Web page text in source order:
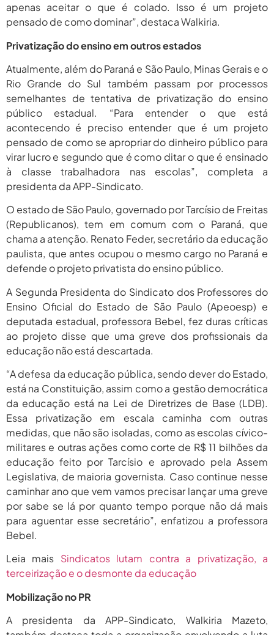
apenas aceitar o que é colado. Isso é um projeto
pensado de como dominar”, destaca Walkiria.
Privatização do ensino em outros estados
Atualmente, além do Paraná e São Paulo, Minas Gerais e o
Rio Grande do Sul também passam por processos
semelhantes de tentativa de privatização do ensino
público estadual. “Para entender o que está
acontecendo é preciso entender que é um projeto
pensado de como se apropriar do dinheiro público para
virar lucro e segundo que é como ditar o que é ensinado
à classe trabalhadora nas escolas”, completa a
presidenta da APP-Sindicato.
O estado de São Paulo, governado por Tarcísio de Freitas
(Republicanos), tem em comum com o Paraná, que
chama a atenção. Renato Feder, secretário da educação
paulista, que antes ocupou o mesmo cargo no Paraná e
defende o projeto privatista do ensino público.
A Segunda Presidenta do Sindicato dos Professores do
Ensino Oficial do Estado de São Paulo (Apeoesp) e
deputada estadual, professora Bebel, fez duras críticas
ao projeto disse que uma greve dos profissionais da
educação não está descartada.
“A defesa da educação pública, sendo dever do Estado,
está na Constituição, assim como a gestão democrática
da educação está na Lei de Diretrizes de Base (LDB).
Essa privatização em escala caminha com outras
medidas, que não são isoladas, como as escolas cívico-
militares e outras ações como corte de R$ 11 bilhões da
educação feito por Tarcísio e aprovado pela Assem
Legislativa, de maioria governista. Caso continue nesse
caminhar ano que vem vamos precisar lançar uma greve
por sabe se lá por quanto tempo porque não dá mais
para aguentar esse secretário”, enfatizou a professora
Bebel.
Leia mais Sindicatos lutam contra a privatização, a
terceirização e o desmonte da educação
Mobilização no PR
A presidenta da APP-Sindicato, Walkiria Mazeto,